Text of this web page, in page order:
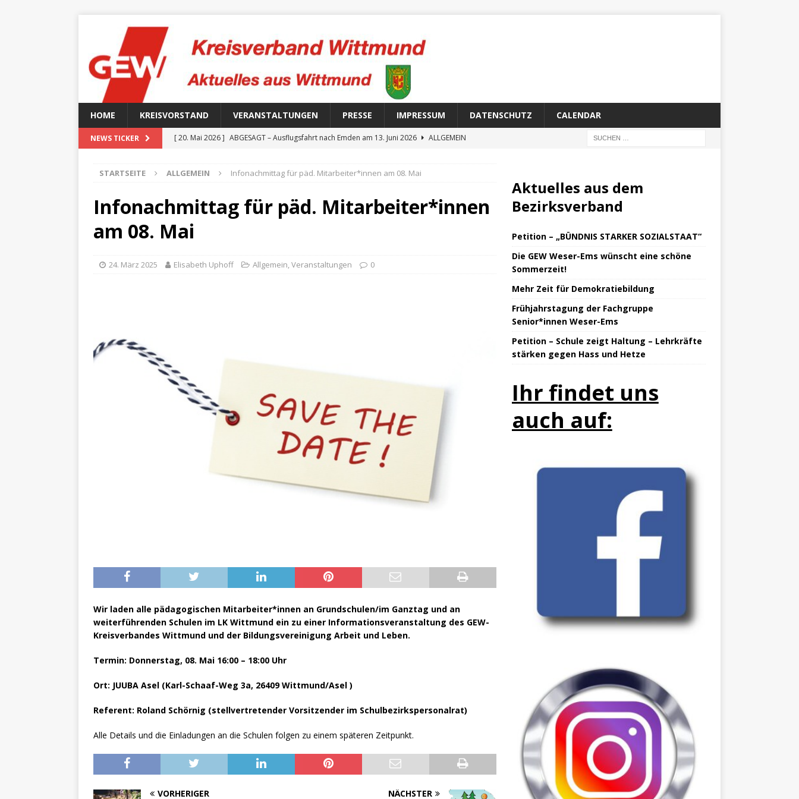
HOME KREISVORSTAND VERANSTALTUNGEN PRESSE IMPRESSUM DATENSCHUTZ CALENDAR
NEWS TICKER [ 20. Mai 2026 ] ABGESAGT – Ausflugsfahrt nach Emden am 13. Juni 2026
ALLGEMEIN
[ 12. Februar 2026 ] GEW Boßeln am 06. März
ALLGEMEIN
[ 29. Januar 2026 ]
Anstehende Termine 2026 des Kreisverbandes
ALLGEMEIN
Sommerfest am 21. August 2026
STARTSEITE ALLGEMEIN Infonachmittag für päd. Mitarbeiter*innen am 08. Mai
Infonachmittag für päd. Mitarbeiter*innen
am 08. Mai
24. März 2025 Elisabeth Uphoff Allgemein,Veranstaltungen 0
Wir laden alle pädagogischen Mitarbeiter*innen an Grundschulen/im Ganztag und an
weiterführenden Schulen im LK Wittmund ein zu einer Informationsveranstaltung des GEW-
Kreisverbandes Wittmund und der Bildungsvereinigung Arbeit und Leben.
Termin: Donnerstag, 08. Mai 16:00 – 18:00 Uhr
Ort: JUUBA Asel (Karl-Schaaf-Weg 3a, 26409 Wittmund/Asel )
Referent: Roland Schörnig (stellvertretender Vorsitzender im Schulbezirkspersonalrat)
Alle Details und die Einladungen an die Schulen folgen zu einem späteren Zeitpunkt.
VORHERIGER NÄCHSTER
Aktuelles aus dem
Bezirksverband
Petition – „BÜNDNIS STARKER SOZIALSTAAT“
Die GEW Weser-Ems wünscht eine schöne
Sommerzeit!
Mehr Zeit für Demokratiebildung
Frühjahrstagung der Fachgruppe
Senior*innen Weser-Ems
Petition – Schule zeigt Haltung – Lehrkräfte
stärken gegen Hass und Hetze
Ihr findet uns
auch auf: